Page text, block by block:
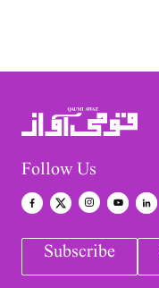
Follow Us
Subscribe